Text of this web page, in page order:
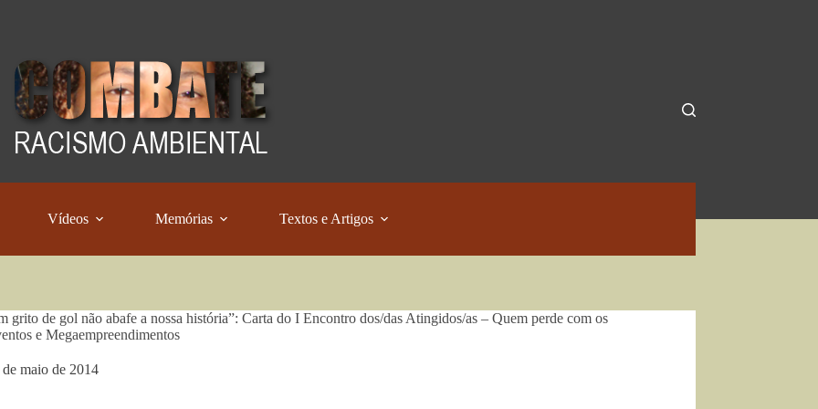
Vídeos Memórias Textos e Artigos
grito de gol não abafe a nossa história”: Carta do I Encontro dos/das Atingidos/as – Quem perde com os
e Megaempreendimentos
de maio de 2014